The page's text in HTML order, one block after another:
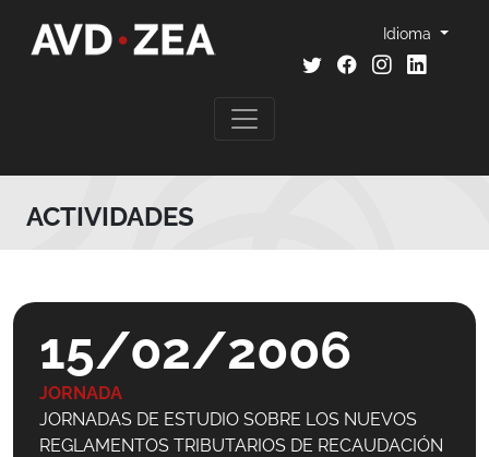
Idioma
ACTIVIDADES
15/02/2006
JORNADA
JORNADAS DE ESTUDIO SOBRE LOS NUEVOS
REGLAMENTOS TRIBUTARIOS DE RECAUDACIÓN